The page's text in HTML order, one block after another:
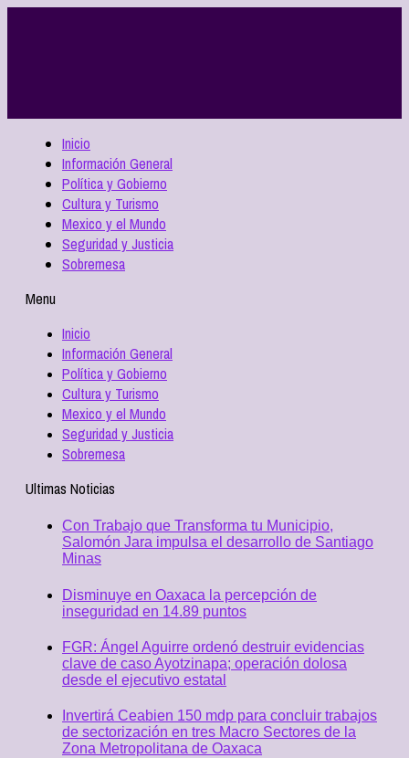
Inicio
Información General
Política y Gobierno
Cultura y Turismo
Mexico y el Mundo
Seguridad y Justicia
Sobremesa
Menu
Inicio
Información General
Política y Gobierno
Cultura y Turismo
Mexico y el Mundo
Seguridad y Justicia
Sobremesa
Ultimas Noticias
Con Trabajo que Transforma tu Municipio,
Salomón Jara impulsa el desarrollo de Santiago
Minas
Disminuye en Oaxaca la percepción de
inseguridad en 14.89 puntos
FGR: Ángel Aguirre ordenó destruir evidencias
clave de caso Ayotzinapa; operación dolosa
desde el ejecutivo estatal
Invertirá Ceabien 150 mdp para concluir trabajos
de sectorización en tres Macro Sectores de la
Zona Metropolitana de Oaxaca